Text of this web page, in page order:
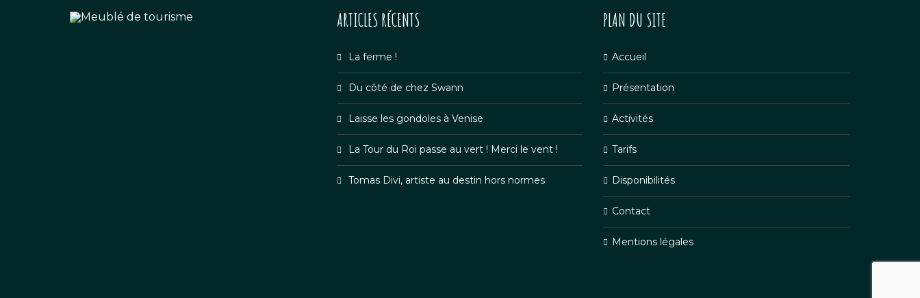
ARTICLES RÉCENTS
La ferme !
Du côté de chez Swann
Laisse les gondoles à Venise
La Tour du Roi passe au vert ! Merci le vent !
Tomas Divi, artiste au destin hors normes
PLAN DU SITE
Accueil
Présentation
Activités
Tarifs
Disponibilités
Contact
Mentions légales